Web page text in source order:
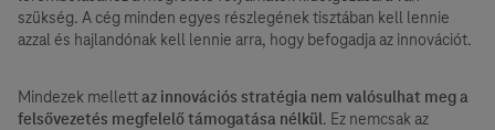
szükség. A cég minden egyes részlegének tisztában kell lennie
azzal és hajlandónak kell lennie arra, hogy befogadja az innovációt.
Mindezek mellettaz innovációs stratégia nem valósulhat meg a
felsővezetés megfelelő támogatása nélkül. Ez nemcsak az